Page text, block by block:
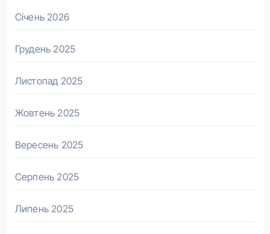
Січень 2026
Грудень 2025
Листопад 2025
Жовтень 2025
Вересень 2025
Серпень 2025
Липень 2025